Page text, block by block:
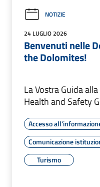
NOTIZIE
24 LUGLIO 2026
Benvenuti nelle
the Dolomites!
La Vostra Guida
Health and Safety
Accesso
Comunicazione
Turismo